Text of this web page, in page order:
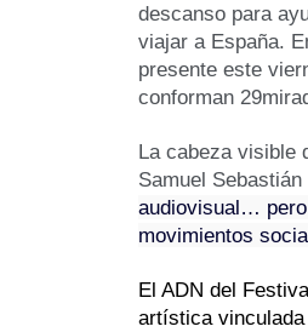
descanso para
viajar a España.
presente este
conforman
La cabeza visible
Samuel Sebastián
audiovisual… pero
movimientos
El ADN del
artística